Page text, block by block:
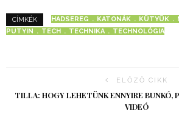
CÍMKÉK HADSEREG KATONÁK KÜTYÜK
PUTYIN
TECH TECHNIKA TECHNOLÓGIA
ELŐZŐ CIKK
TILLA: HOGY LEHETÜNK ENNYIRE BUNKÓ,
VIDEÓ